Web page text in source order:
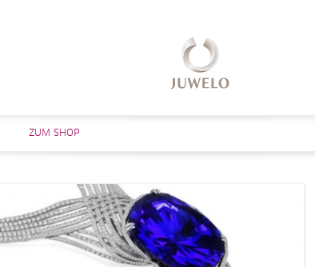
ZUM SHOP